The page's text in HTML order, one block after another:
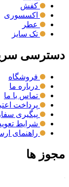
کفش
اکسسوری
عطر
تک سایز
دسترسی
فروشگاه
درباره ما
تماس با ما
پرداخت
پیگیری
شرایط
راهنمای
مجوز ها